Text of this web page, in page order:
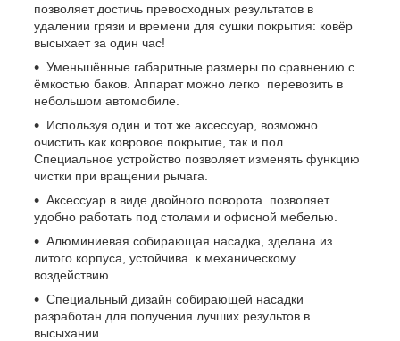
позволяет достичь превосходных результатов в
удалении грязи и времени для сушки покрытия: ковёр
высыхает за один час!
Уменьшённые габаритные размеры пo сравнению с
ёмкостью баков. Аппарат можно легко перевозить в
небольшом автомобиле.
Используя один и тот же аксессуар, возможно
очистить как ковровое покрытие, так и пол.
Специальное устройство позволяет изменять функцию
чистки при вращении рычага.
Аксессуар в виде двойного поворота позволяет
удобно работать под столами и офисной мебелью.
Алюминиевая собирающая насадка, зделана из
литого корпуса, устойчива к механическому
воздействию.
Специальный дизайн собирающей насадки
разработан для получения лучших результов в
высыхании.